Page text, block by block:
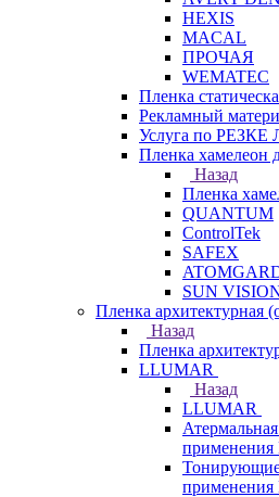
HEXIS
MACAL
ПРОЧАЯ
WEMATEC
Пленка
Рекламный
Услуга по
Пленка хамелеон
Назад
Пленка
QUANTUM
ControlTek
SAFEX
SUN
Пленка архитектурная
Назад
Пленка
LLUMAR
Назад
LLUMAR
применения
применения